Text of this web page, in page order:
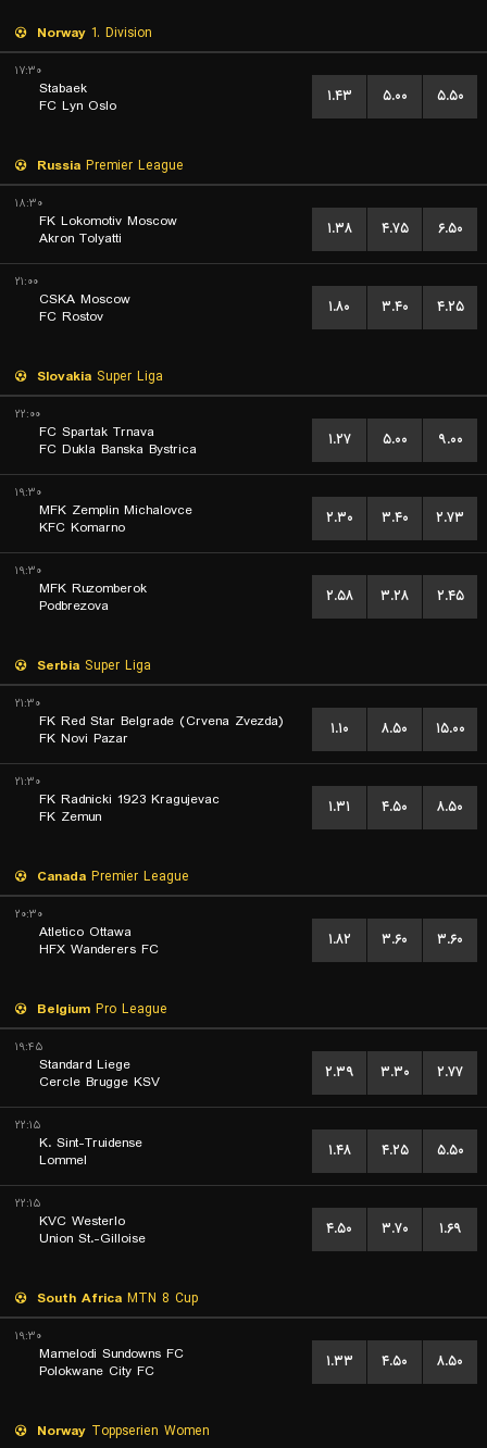
Norway 1. Division
۱۷:۳۰
Stabaek
FC Lyn Oslo
۱.۴۳ ۵.۰۰ ۵.۵۰
Russia Premier League
۱۸:۳۰
FK Lokomotiv Moscow
Akron Tolyatti
۱.۳۸ ۴.۷۵ ۶.۵۰
۲۱:۰۰
CSKA Moscow
FC Rostov
۱.۸۰ ۳.۴۰ ۴.۲۵
Slovakia Super Liga
۲۲:۰۰
FC Spartak Trnava
FC Dukla Banska Bystrica
۱.۲۷ ۵.۰۰ ۹.۰۰
۱۹:۳۰
MFK Zemplin Michalovce
KFC Komarno
۲.۳۰ ۳.۴۰ ۲.۷۳
۱۹:۳۰
MFK Ruzomberok
Podbrezova
۲.۵۸ ۳.۲۸ ۲.۴۵
Serbia Super Liga
۲۱:۳۰
FK Red Star Belgrade (Crvena Zvezda)
FK Novi Pazar
۱.۱۰ ۸.۵۰ ۱۵.۰۰
۲۱:۳۰
FK Radnicki 1923 Kragujevac
FK Zemun
۱.۳۱ ۴.۵۰ ۸.۵۰
Canada Premier League
۲۰:۳۰
Atletico Ottawa
HFX Wanderers FC
۱.۸۲ ۳.۶۰ ۳.۶۰
Belgium Pro League
۱۹:۴۵
Standard Liege
Cercle Brugge KSV
۲.۳۹ ۳.۳۰ ۲.۷۷
۲۲:۱۵
K. Sint-Truidense
Lommel
۱.۴۸ ۴.۲۵ ۵.۵۰
۲۲:۱۵
KVC Westerlo
Union St.-Gilloise
۴.۵۰ ۳.۷۰ ۱.۶۹
South Africa MTN 8 Cup
۱۹:۳۰
Mamelodi Sundowns FC
Polokwane City FC
۱.۳۳ ۴.۵۰ ۸.۵۰
Norway Toppserien Women